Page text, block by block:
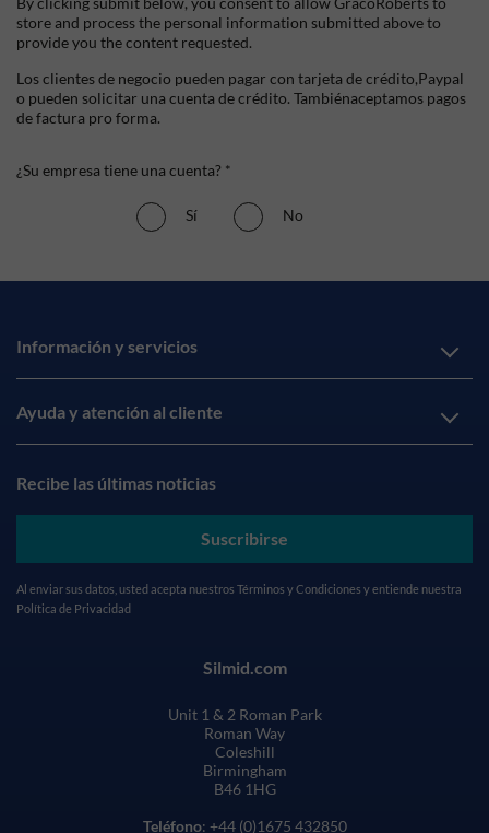
store and process the personal information submitted above to
provide you the content requested.
Los clientes de negocio pueden pagar con tarjeta de crédito,Paypal
o pueden solicitar una cuenta de crédito. Tambiénaceptamos pagos
de factura pro forma.
¿Su empresa tiene una cuenta? *
Sí No
Información y servicios
Ayuda y atención al cliente
Recibe las últimas noticias
Suscribirse
Al enviar sus datos, usted acepta nuestros Términos y Condiciones y entiende nuestra
Política de Privacidad
Silmid.com
Unit 1 & 2 Roman Park
Roman Way
Coleshill
Birmingham
B46 1HG
Teléfono: +44 (0)1675 432850